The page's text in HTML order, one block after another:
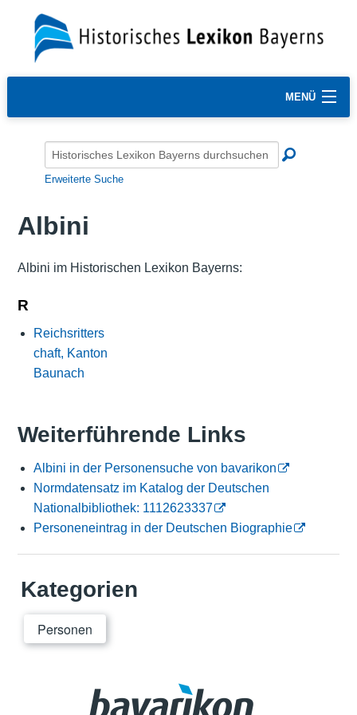
MENÜ
Erweiterte Suche
Albini
Albini im Historischen Lexikon Bayerns:
R
Reichsritters
chaft, Kanton
Baunach
Weiterführende Links
Albini in der Personensuche von bavarikon
Normdatensatz im Katalog der Deutschen
Nationalbibliothek: 1112623337
Personeneintrag in der Deutschen Biographie
Kategorien
Personen